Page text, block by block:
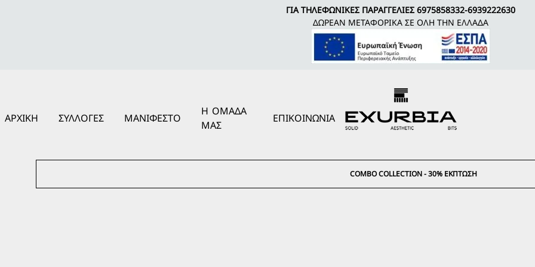
ΓΙΑ ΤΗΛΕΦΩΝΙΚΕΣ ΠΑΡΑΓΓΕΛΙΕΣ 6975858332-6939222630
ΔΩΡΕΑΝ ΜΕΤΑΦΟΡΙΚΑ ΣΕ ΟΛΗ ΤΗΝ ΕΛΛΑΔΑ
ΑΡΧΙΚΗ ΣΥΛΛΟΓΕΣ ΜΑΝΙΦΕΣΤΟ
Η ΟΜΑΔΑ
ΜΑΣ
ΕΠΙΚΟΙΝΩΝΙΑ
COMBO COLLECTION - 30% ΈΚΠΤΩΣΗ